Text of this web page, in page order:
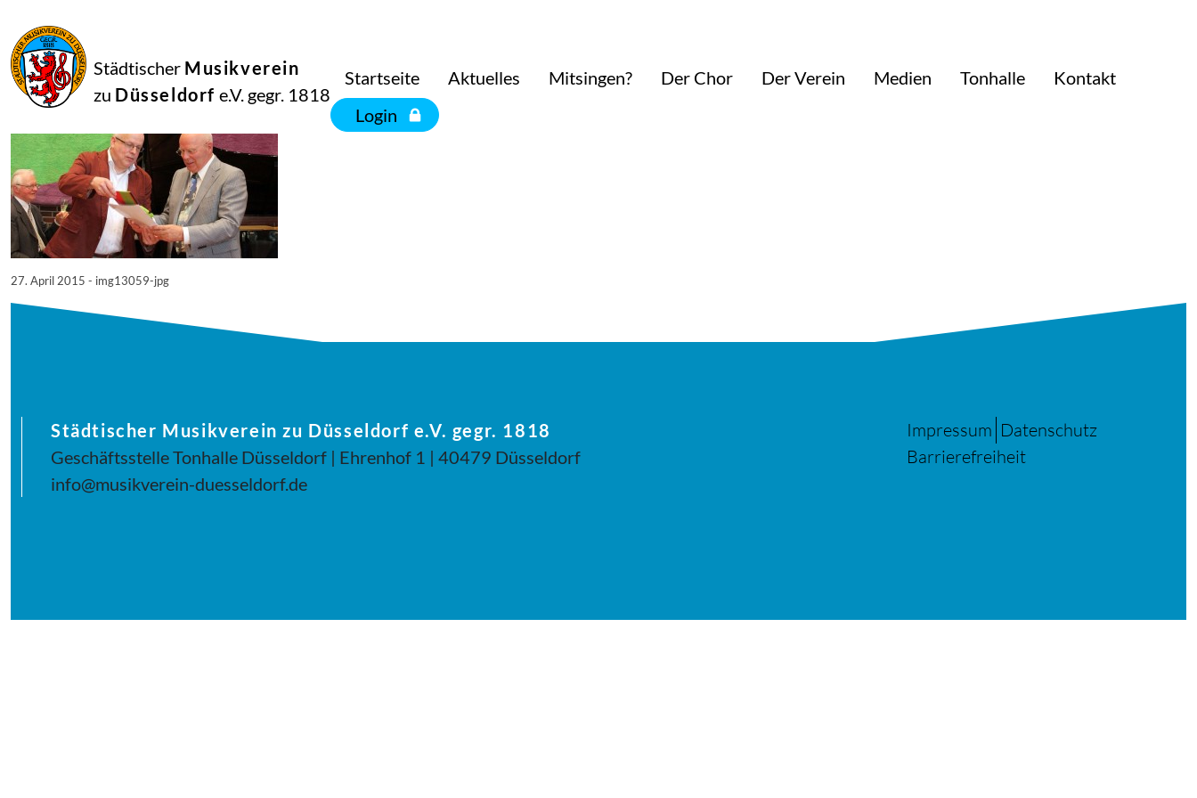
Städtischer Musikverein
zu Düsseldorf e.V. gegr. 1818
Startseite Aktuelles Mitsingen? Der Chor Der Verein Medien Tonhalle
Kontakt
Login
2015
Manfred Hill
13059
27. April 2015 - img13059-jpg
Städtischer Musikverein zu Düsseldorf e.V. gegr. 1818
Geschäftsstelle Tonhalle Düsseldorf | Ehrenhof 1 | 40479 Düsseldorf
info@musikverein-duesseldorf.de
Impressum Datenschutz
Barrierefreiheit